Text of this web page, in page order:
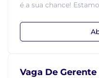
é a sua chance!
Vaga De Gerente